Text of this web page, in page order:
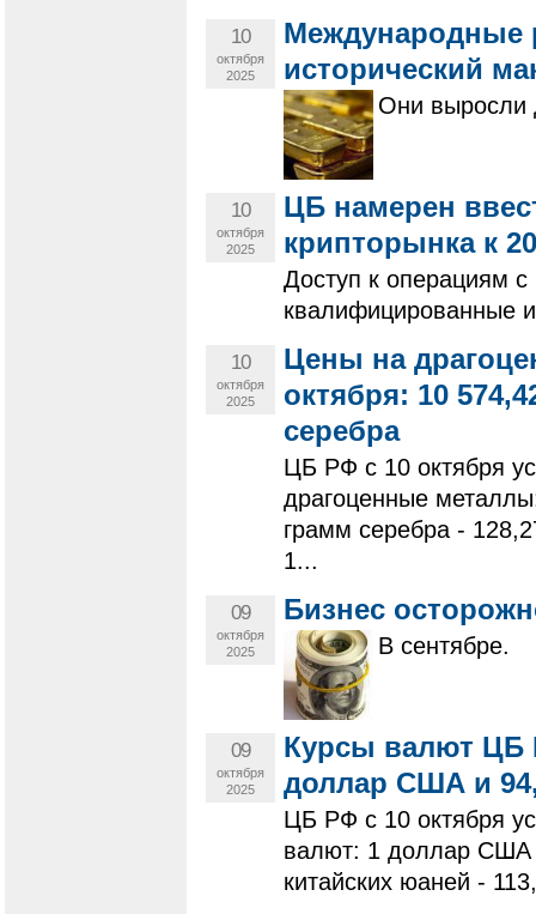
10
октября
2025
Международные
исторический
Они выросли
10
октября
2025
ЦБ намерен
крипторынка к
Доступ к операциям
квалифицированные
10
октября
2025
Цены на
октября: 10
серебра
ЦБ РФ с 10 октября
драгоценные
грамм серебра -
1...
09
октября
2025
Бизнес
В сентябре.
09
октября
2025
Курсы валют ЦБ
доллар США и
ЦБ РФ с 10 октября
валют: 1 доллар США
китайских юаней -